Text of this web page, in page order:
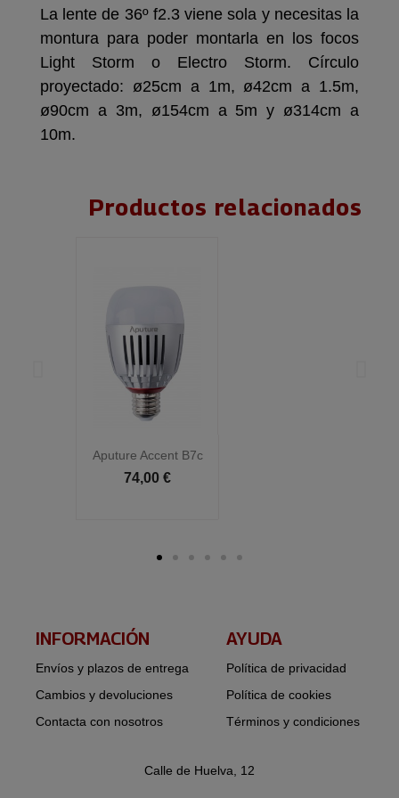
La lente de 36º f2.3 viene sola y necesitas la
montura para poder montarla en los focos
Light Storm o Electro Storm. Círculo
proyectado: ø25cm a 1m, ø42cm a 1.5m,
ø90cm a 3m, ø154cm a 5m y ø314cm a
10m.
Productos relacionados
Aputure Accent B7c
74,00 €
INFORMACIÓN​
Envíos y plazos de entrega
Cambios y devoluciones
Contacta con nosotros
AYUDA
Política de privacidad
Política de cookies
Términos y condiciones
Calle de Huelva, 12